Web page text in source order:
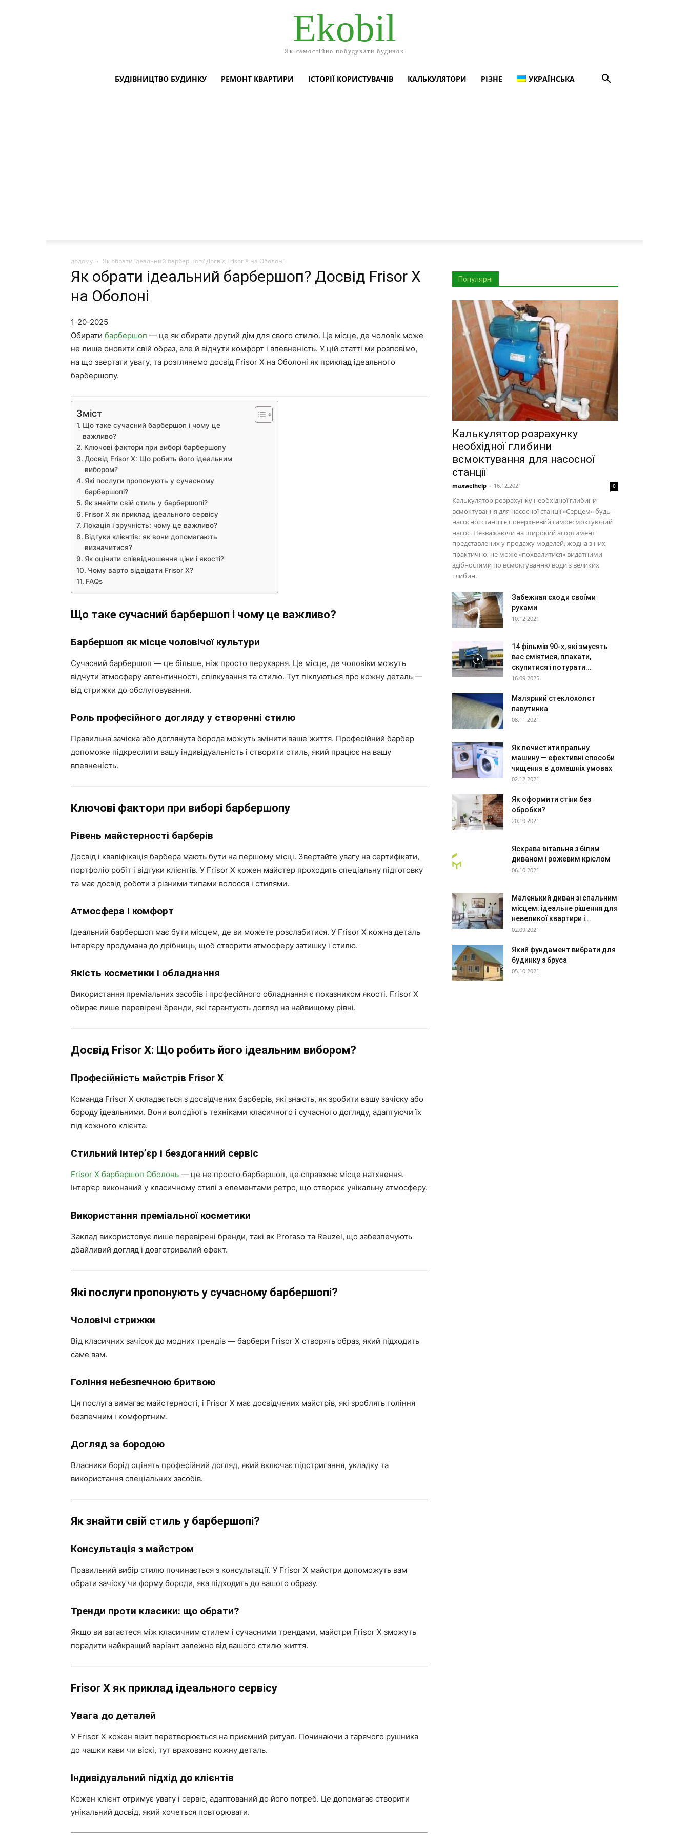
Ekobil
Як самостійно побудувати будинок
БУДІВНИЦТВО БУДИНКУ РЕМОНТ КВАРТИРИ ІСТОРІЇ КОРИСТУВАЧІВ КАЛЬКУЛЯТОРИ РІЗНЕ УКРАЇНСЬКА
додому Як обрати ідеальний барбершоп? Досвід Frisor X на Оболоні
Як обрати ідеальний барбершоп? Досвід Frisor X
на Оболоні
1-20-2025
Обирати барбершоп — це як обирати другий дім для свого стилю. Це місце, де чоловік може
не лише оновити свій образ, але й відчути комфорт і впевненість. У цій статті ми розповімо,
на що звертати увагу, та розглянемо досвід Frisor X на Оболоні як приклад ідеального
барбершопу.
Зміст
Що таке сучасний барбершоп і чому це
важливо?
Ключові фактори при виборі барбершопу
Досвід Frisor X: Що робить його ідеальним
вибором?
Які послуги пропонують у сучасному
барбершопі?
Як знайти свій стиль у барбершопі?
Frisor X як приклад ідеального сервісу
Локація і зручність: чому це важливо?
Відгуки клієнтів: як вони допомагають
визначитися?
Як оцінити співвідношення ціни і якості?
Чому варто відвідати Frisor X?
FAQs
Що таке сучасний барбершоп і чому це важливо?
Барбершоп як місце чоловічої культури
Сучасний барбершоп — це більше, ніж просто перукарня. Це місце, де чоловіки можуть
відчути атмосферу автентичності, спілкування та стилю. Тут піклуються про кожну деталь —
від стрижки до обслуговування.
Роль професійного догляду у створенні стилю
Правильна зачіска або доглянута борода можуть змінити ваше життя. Професійний барбер
допоможе підкреслити вашу індивідуальність і створити стиль, який працює на вашу
впевненість.
Ключові фактори при виборі барбершопу
Рівень майстерності барберів
Досвід і кваліфікація барбера мають бути на першому місці. Звертайте увагу на сертифікати,
портфоліо робіт і відгуки клієнтів. У Frisor X кожен майстер проходить спеціальну підготовку
та має досвід роботи з різними типами волосся і стилями.
Атмосфера і комфорт
Ідеальний барбершоп має бути місцем, де ви можете розслабитися. У Frisor X кожна деталь
інтер’єру продумана до дрібниць, щоб створити атмосферу затишку і стилю.
Якість косметики і обладнання
Використання преміальних засобів і професійного обладнання є показником якості. Frisor X
обирає лише перевірені бренди, які гарантують догляд на найвищому рівні.
Досвід Frisor X: Що робить його ідеальним вибором?
Професійність майстрів Frisor X
Команда Frisor X складається з досвідчених барберів, які знають, як зробити вашу зачіску або
бороду ідеальними. Вони володіють техніками класичного і сучасного догляду, адаптуючи їх
під кожного клієнта.
Стильний інтер’єр і бездоганний сервіс
Frisor X барбершоп Оболонь — це не просто барбершоп, це справжнє місце натхнення.
Інтер’єр виконаний у класичному стилі з елементами ретро, що створює унікальну атмосферу.
Використання преміальної косметики
Заклад використовує лише перевірені бренди, такі як Proraso та Reuzel, що забезпечують
дбайливий догляд і довготривалий ефект.
Які послуги пропонують у сучасному барбершопі?
Чоловічі стрижки
Від класичних зачісок до модних трендів — барбери Frisor X створять образ, який підходить
саме вам.
Гоління небезпечною бритвою
Ця послуга вимагає майстерності, і Frisor X має досвідчених майстрів, які зроблять гоління
безпечним і комфортним.
Догляд за бородою
Власники борід оцінять професійний догляд, який включає підстригання, укладку та
використання спеціальних засобів.
Як знайти свій стиль у барбершопі?
Консультація з майстром
Правильний вибір стилю починається з консультації. У Frisor X майстри допоможуть вам
обрати зачіску чи форму бороди, яка підходить до вашого образу.
Тренди проти класики: що обрати?
Якщо ви вагаєтеся між класичним стилем і сучасними трендами, майстри Frisor X зможуть
порадити найкращий варіант залежно від вашого стилю життя.
Frisor X як приклад ідеального сервісу
Увага до деталей
У Frisor X кожен візит перетворюється на приємний ритуал. Починаючи з гарячого рушника
до чашки кави чи віскі, тут враховано кожну деталь.
Індивідуальний підхід до клієнтів
Кожен клієнт отримує увагу і сервіс, адаптований до його потреб. Це допомагає створити
унікальний досвід, який хочеться повторювати.
Популярні
Калькулятор розрахунку
необхідної глибини
всмоктування для насосної
станції
maxwelhelp - 16.12.2021 0
Калькулятор розрахунку необхідної глибини
всмоктування для насосної станції «Серцем» будь-
насосної станції є поверхневий самовсмоктуючий
насос. Незважаючи на широкий асортимент
представлених у продажу моделей, жодна з них,
практично, не може «похвалитися» видатними
здібностями по всмоктуванню води з великих
глибин.
Забежная сходи своїми
руками
10.12.2021
14 фільмів 90-х, які змусять
вас сміятися, плакати,
скупитися і потурати...
16.09.2025
Малярний стеклохолст
павутинка
08.11.2021
Як почистити пральну
машину — ефективні способи
чищення в домашніх умовах
02.12.2021
Як оформити стіни без
обробки?
20.10.2021
Яскрава вітальня з білим
диваном і рожевим кріслом
06.10.2021
Маленький диван зі спальним
місцем: ідеальне рішення для
невеликої квартири і...
02.09.2021
Який фундамент вибрати для
будинку з бруса
05.10.2021